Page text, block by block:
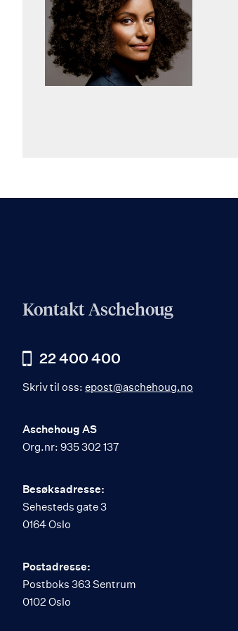
Kontakt Aschehoug
22 400 400
Skriv til oss: epost@aschehoug.no
Aschehoug AS
Org.nr: 935 302 137
Besøksadresse:
Sehesteds gate 3
0164 Oslo
Postadresse:
Postboks 363 Sentrum
0102 Oslo